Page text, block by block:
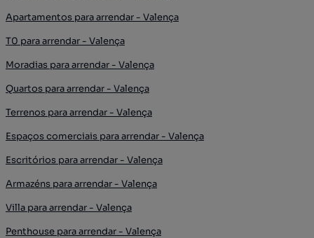
Apartamentos para arrendar - Valença
T0 para arrendar - Valença
Moradias para arrendar - Valença
Quartos para arrendar - Valença
Terrenos para arrendar - Valença
Espaços comerciais para arrendar - Valença
Escritórios para arrendar - Valença
Armazéns para arrendar - Valença
Villa para arrendar - Valença
Penthouse para arrendar - Valença